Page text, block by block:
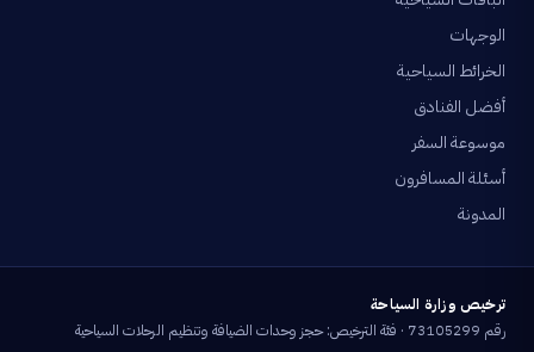
الوجهات
الخرائط السياحية
أفضل الفنادق
موسوعة السفر
أسئلة المسافرون
المدونة
ترخيص وزارة السياحة
رقم 73105299 · فئة الترخيص: حجز وحدات الضيافة وتنظيم الرحلات السياحية